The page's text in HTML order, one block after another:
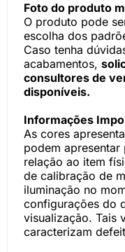
Foto do produto
O produto pode
escolha dos
Caso tenha
acabamentos,
consultores de
disponíveis.
Informações
As cores
podem apresentar
relação ao item
de calibração de
iluminação no
configurações do
visualização. Tais
caracterizam